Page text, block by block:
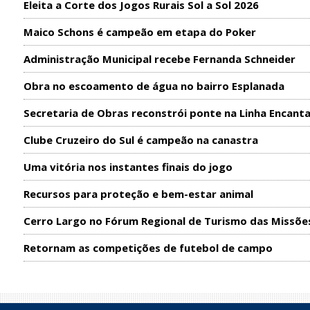
Eleita a Corte dos Jogos Rurais Sol a Sol 2026
Maico Schons é campeão em etapa do Poker
Administração Municipal recebe Fernanda Schneider
Obra no escoamento de água no bairro Esplanada
Secretaria de Obras reconstrói ponte na Linha
Clube Cruzeiro do Sul é campeão na canastra
Uma vitória nos instantes finais do jogo
Recursos para proteção e bem-estar animal
Cerro Largo no Fórum Regional de Turismo das
Retornam as competições de futebol de campo